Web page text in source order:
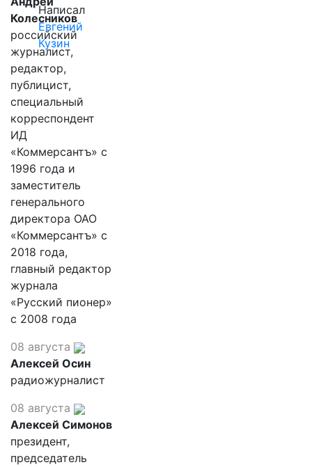
Написал
Евгений
Кузин
Колесников
российский
журналист,
редактор,
публицист,
специальный
корреспондент
ИД
«Коммерсантъ» с
1996 года и
заместитель
генерального
директора ОАО
«Коммерсантъ» с
2018 года,
главный редактор
журнала
«Русский пионер»
с 2008 года
08 августа
Алексей Осин
радиожурналист
08 августа
Алексей Симонов
президент,
председатель